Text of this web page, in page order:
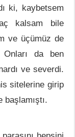
ki, kaybetsem
kalsam bile
ve üçümüz de
Onları da ben
ve severdi.
sitelerine girip